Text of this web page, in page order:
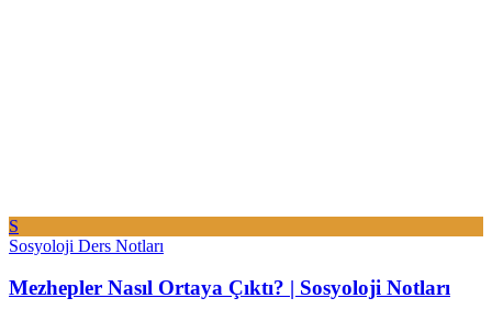
S
Sosyoloji Ders Notları
Mezhepler Nasıl Ortaya Çıktı? | Sosyoloji Notları